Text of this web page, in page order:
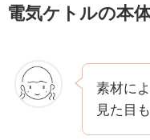
電気ケトルの本
素材に
見た目